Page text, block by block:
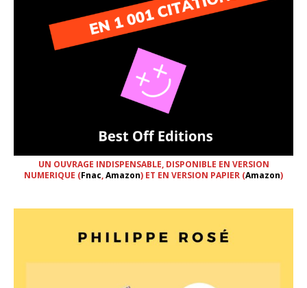
UN OUVRAGE INDISPENSABLE, DISPONIBLE EN VERSION
NUMERIQUE (Fnac,Amazon) ET EN VERSION PAPIER (Amazon)